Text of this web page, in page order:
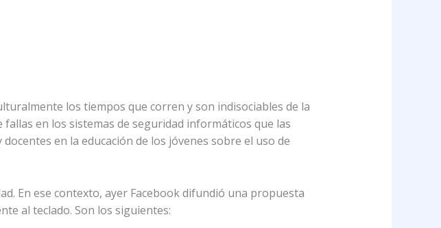
los tiempos que corren y son indisociables de la
en los sistemas de seguridad informáticos que las
en la educación de los jóvenes sobre el uso de
En ese contexto, ayer Facebook difundió una propuesta
al teclado. Son los siguientes: